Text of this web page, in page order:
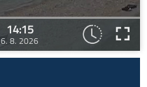
14:15
6. 8. 2026